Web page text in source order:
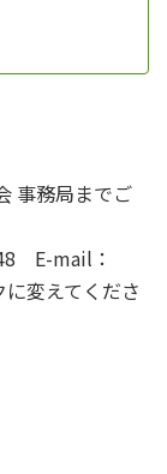
事務局までご
E-mail：
変えてくださ